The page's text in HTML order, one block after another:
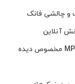
و چالشی فانک
آنلاین
دانلود مجموعه آهنگ برای چالش تغییر ناخن MP3 مخصوص دیده